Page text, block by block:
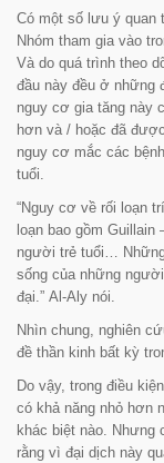
Có một số lưu ý quan
Nhóm tham gia vào
Và do quá trình theo
đầu này đều ở những
nguy cơ gia tăng này
hơn và / hoặc đã
nguy cơ mắc các
tuổi.
“Nguy cơ về rối loạn
loạn bao gồm
người trẻ tuổi…
sống của những
đại.” Al-Aly nói.
Nhìn chung, nghiên
đề thần kinh bất kỳ
Do vậy, trong điều
có khả năng nhỏ hơn
khác biệt nào. Nhưng
rằng vì đại dịch này